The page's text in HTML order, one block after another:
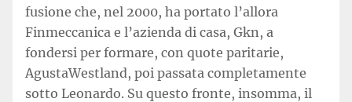
fusione che, nel 2000, ha portato l’allora
Finmeccanica e l’azienda di casa, Gkn, a
fondersi per formare, con quote paritarie,
AgustaWestland, poi passata completamente
sotto Leonardo. Su questo fronte, insomma, il